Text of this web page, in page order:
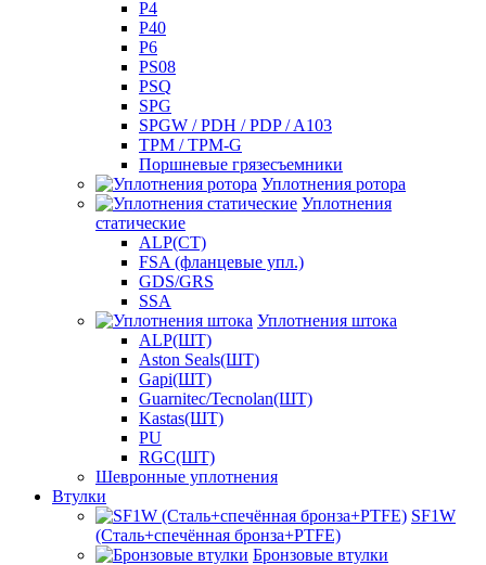
P4
P40
P6
PS08
PSQ
SPG
SPGW / PDH / PDP / A103
TPM / TPM-G
Поршневые грязесъемники
Уплотнения ротора
Уплотнения
статические
ALP(СТ)
FSA (фланцевые упл.)
GDS/GRS
SSA
Уплотнения штока
ALP(ШТ)
Aston Seals(ШТ)
Gapi(ШТ)
Guarnitec/Tecnolan(ШТ)
Kastas(ШТ)
PU
RGC(ШТ)
Шевронные уплотнения
Втулки
SF1W
(Сталь+спечённая бронза+PTFE)
Бронзовые втулки